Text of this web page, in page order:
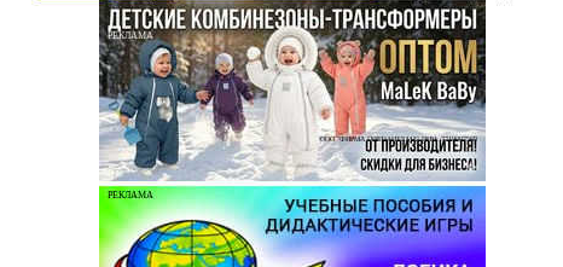
РЕКЛАМА
ООО "ФИРМА "ХРИЗАНТЕМА" ИНН: 7719007569
РЕКЛАМА